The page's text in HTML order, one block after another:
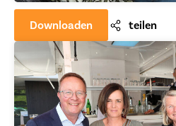
Downloaden teilen